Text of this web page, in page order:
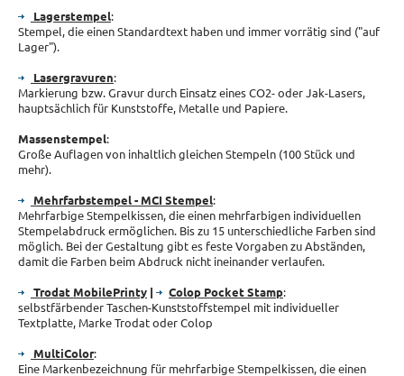
Lagerstempel:
Stempel, die einen Standardtext haben und immer vorrätig sind ("auf
Lager").
Lasergravuren:
Markierung bzw. Gravur durch Einsatz eines CO2- oder Jak-Lasers,
hauptsächlich für Kunststoffe, Metalle und Papiere.
Massenstempel:
Große Auflagen von inhaltlich gleichen Stempeln (100 Stück und
mehr).
Mehrfarbstempel - MCI Stempel:
Mehrfarbige Stempelkissen, die einen mehrfarbigen individuellen
Stempelabdruck ermöglichen. Bis zu 15 unterschiedliche Farben sind
möglich. Bei der Gestaltung gibt es feste Vorgaben zu Abständen,
damit die Farben beim Abdruck nicht ineinander verlaufen.
Trodat MobilePrinty | Colop Pocket Stamp:
selbstfärbender Taschen-Kunststoffstempel mit individueller
Textplatte, Marke Trodat oder Colop
MultiColor:
Eine Markenbezeichnung für mehrfarbige Stempelkissen, die einen